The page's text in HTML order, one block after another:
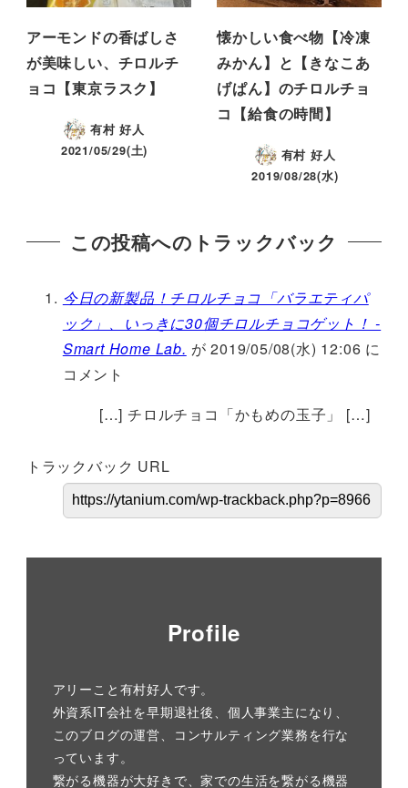
アーモンドの香ばしさ
が美味しい、チロルチ
ョコ【東京ラスク】
有村 好人
2021/05/29(土)
懐かしい食べ物【冷凍
みかん】と【きなこあ
げぱん】のチロルチョ
コ【給食の時間】
有村 好人
2019/08/28(水)
この投稿へのトラックバック
今日の新製品！チロルチョコ「バラエティパ
ック」、いっきに30個チロルチョコゲット！ -
Smart Home Lab. が 2019/05/08(水) 12:06 に
コメント
[…] チロルチョコ「かもめの玉子」 […]
トラックバック URL
Profile
アリーこと有村好人です。
外資系IT会社を早期退社後、個人事業主になり、
このブログの運営、コンサルティング業務を行な
っています。
繋がる機器が大好きで、家での生活を繋がる機器